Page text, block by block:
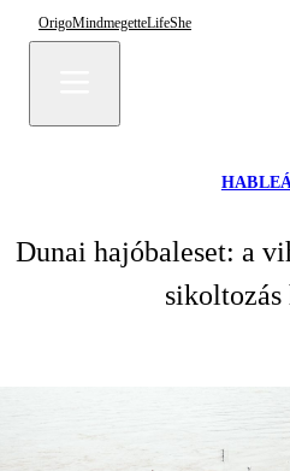
OrigoMindmegetteLifeShe
Dunai hajóbaleset: a
sikoltozás